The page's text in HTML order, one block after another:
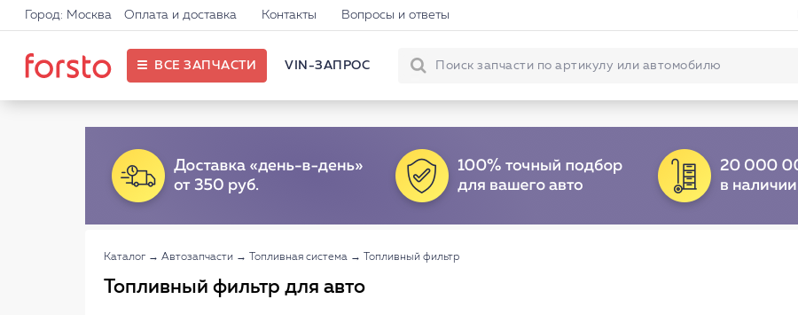
Город: Москва Оплата и доставка Контакты Вопросы и ответы
ВСЕ ЗАПЧАСТИ VIN-ЗАПРОС
Каталог → Автозапчасти → Топливная система → Топливный фильтр
Топливный фильтр для авто